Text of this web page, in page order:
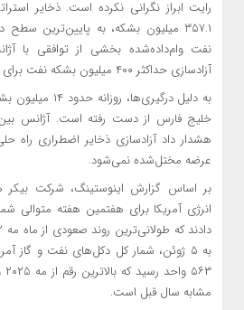
رایت ابراز نگرانی نکرده است. ذخایر
۳۵۷.۱ میلیون بشکه، به پایین‌ترین
نفت وام‌داده‌شده بخشی از توافقی با
آزادسازی حداکثر ۴۰۰ میلیون بشکه نفت برای آرام‌سازی بازارها بود.
به دلیل
خلیج فارس از دست رفته است. آژانس
هشدار داد آزادسازی ذخایر اضطراری راه
عرضه مختل‌شده نمی‌شود.
بر اساس گزارش اینوستینگ، شرکت بیکر
انرژی آمریکا برای هفتمین هفته متوالی
به ۵ ژوئن، شمار کل دکل‌های نفت و گاز
مشابه سال قبل است.